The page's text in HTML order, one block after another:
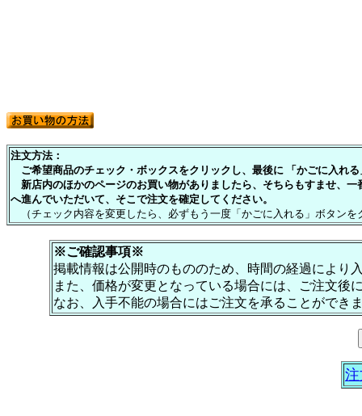
注文方法：
ご希望商品のチェック・ボックスをクリックし、最後に 「かごに入れ
新店内のほかのページのお買い物がありましたら、そちらもすませ、一
へ進んでいただいて、そこで注文を確定してください。
（チェック内容を変更したら、必ずもう一度「かごに入れる」ボタン
※ご確認事項※
掲載情報は公開時のもののため、時間の経過により
また、価格が変更となっている場合には、ご注文後
なお、入手不能の場合にはご注文を承ることができ